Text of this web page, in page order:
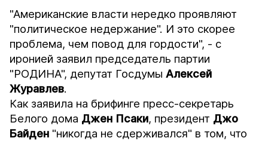
"Американские власти нередко проявляют
"политическое недержание". И это скорее
проблема, чем повод для гордости", - с
иронией заявил председатель партии
"РОДИНА", депутат ГосдумыАлексей
Журавлев.
Как заявила на брифинге пресс-секретарь
Белого дома Джен Псаки, президент Джо
Байден "никогда не сдерживался" в том, что